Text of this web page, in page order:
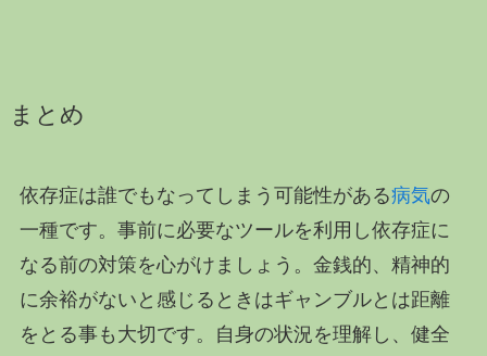
まとめ
依存症は誰でもなってしまう可能性がある病気の
一種です。事前に必要なツールを利用し依存症に
なる前の対策を心がけましょう。金銭的、精神的
に余裕がないと感じるときはギャンブルとは距離
をとる事も大切です。自身の状況を理解し、健全